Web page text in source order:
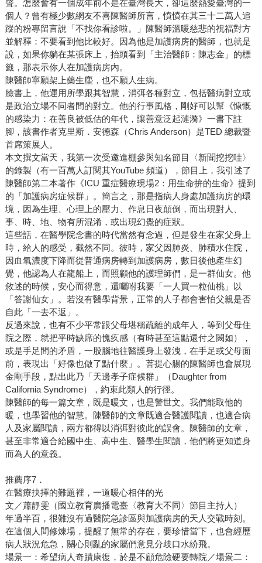
聲。怎麼會有一個成年前不是在臺灣長大，卻這麼熱愛臺灣的一
個人？曾有極少數網友不喜陳醫師所言，憤憤在其三十二萬人追
蹤的粉專留言說「不找你看診啦。」陳醫師溫暖慈悲的祝福對方
並解釋：不要看到他比較好。因為他是加護病房的醫師，也就是
說，如果你躺在某張床上，抬頭看到「主治醫師：陳志金」的標
籤，那表示你人在加護病房內。
陳醫師寧願架上藥生塵，也不願人生病。
臉書上，他運用所學跟其智慧，消弭各種對立，包括醫病對立或
是政治立場不同者間的對立。他的行事風格，剛好可以幫《慷慨
的感染力：在善良被低估的年代，讓善意泛起漣漪》一書下註
腳，該書作者克里斯．安德森（Chris Anderson）是TED 總裁暨
首席策展人。
本文撰文當天，我第一次受邀進棚參與知名節目〈新聞挖挖哇〉
的錄製（有一百萬人訂閱其YouTube 頻道），節目上，我引述了
陳醫師第二本著作《ICU 重症醫療現場2：用生命拚的生命》提到
的「加護病房症候群」。簡言之，那是指病人身處加護病房的環
境，因為生理、心理上的壓力、作息日夜顛倒，而出現對人、
事、時、地、物有所混淆，或出現幻覺的症狀。
這些話，在醫學院念書的時代當然有念過，但是發生在家父身上
時，給人的感受，截然不同。彼時，家父因肺炎、肺積水住院，
因血氧濃度下降而從普通病房轉到加護病房，數日後他產生幻
覺，他認為人在龍船上，而照顧他的護理師們，是一群仙女。他
敘述的時候，安心而得意，還囑咐我要「一人買一粒仙桃」以
「答謝仙女」。若沒有醫學背景，正常的人子都會害怕父親是否
自此「一去不返」。
反過來說，也有不少平常跟父母堪稱疏離的成年人，等到父母住
院之際，就把平時缺席的愧疚感（有時甚至這點還付之闕如），
或是手足間的矛盾，一股腦地往醫護身上發洩，在手足或父母面
前，表現出「好像也做了點什麼」。菩提心腸的陳醫師也會展現
金剛手段，點出此乃「天邊孝子症候群」（Daughter from
California Syndrome），約束此類人的行徑。
陳醫師的每一篇文章，既是暖文，也是警世文。我們能取他的
暖，也學習他的智慧。陳醫師的文章既適合醫護閱讀，也適合病
人及家屬閱讀，兩方都得以消弭對彼此的誤會。陳醫師的文章，
甚至非常適合給國中生、高中生、醫學生閱讀，他們將更知道身
而為人的意義。
推薦序7．
在醫療抉擇的難題裡，一道暖心相伴的光
文／蕭靜雯（國立教育廣播電臺〈教育大不同〉節目主持人）
年過半百，很難沒有過醫院急診區與加護病房的天人交戰時刻。
在這個人間修煉場，提醒了無常的存在，要珍惜當下，也會經歷
病人狀況危急，關心則亂的家屬們意見分歧口水紛飛。
場景一：希望病人奇蹟康復，於是不顧危險硬要轉院／場景二：